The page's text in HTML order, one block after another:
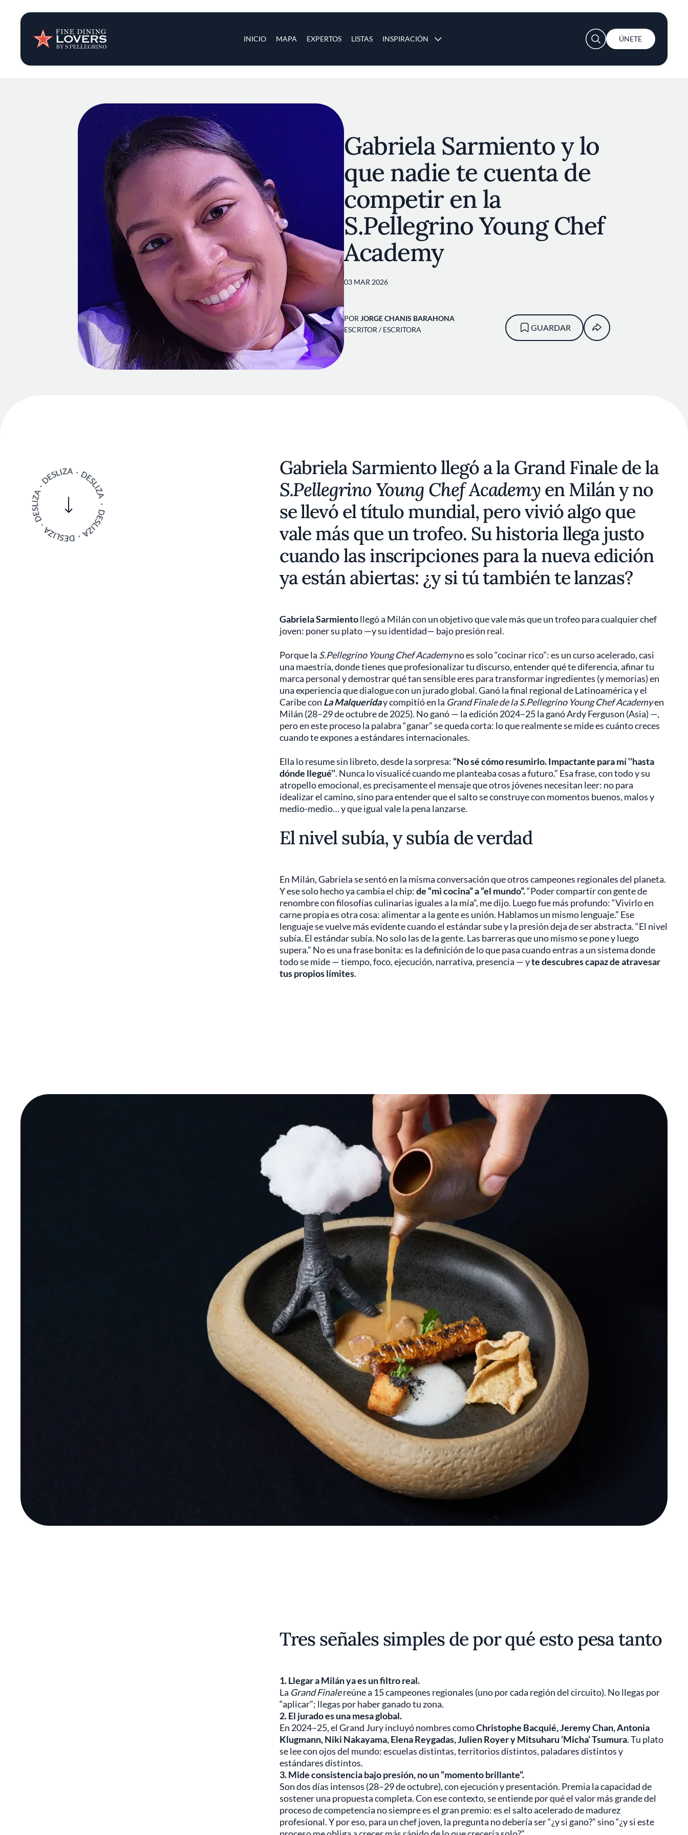
INICIO MAPA EXPERTOS LISTAS INSPIRACIÓN
Opinión y noticias
Recetas
Consejos y trucos
Series
User account menu
ÚNETE
Gabriela Sarmiento y lo
que nadie te cuenta de
competir en la
S.Pellegrino Young Chef
Academy
03 MAR 2026
POR JORGE CHANIS BARAHONA
ESCRITOR / ESCRITORA
GUARDAR
Gabriela Sarmiento llegó a la Grand Finale de la
S.Pellegrino Young Chef Academyen Milán y no
se llevó el título mundial, pero vivió algo que
vale más que un trofeo. Su historia llega justo
cuando las inscripciones para la nueva edición
ya están abiertas: ¿y si tú también te lanzas?
Gabriela Sarmientollegó a Milán con un objetivo que vale más que un trofeo para cualquier chef
joven: poner su plato —y su identidad— bajo presión real.
Porque la S.Pellegrino Young Chef Academyno es solo “cocinar rico”: es un curso acelerado, casi
una maestría, donde tienes que profesionalizar tu discurso, entender qué te diferencia, afinar tu
marca personal y demostrar qué tan sensible eres para transformar ingredientes (y memorias) en
una experiencia que dialogue con un jurado global. Ganó la final regional de Latinoamérica y el
Caribe con La Malqueriday compitió en la Grand Finale de la S.Pellegrino Young Chef Academyen
Milán (28–29 de octubre de 2025). No ganó — la edición 2024–25 la ganó Ardy Ferguson (Asia) —,
pero en este proceso la palabra “ganar” se queda corta: lo que realmente se mide es cuánto creces
cuando te expones a estándares internacionales.
Ella lo resume sin libreto, desde la sorpresa: “No sé cómo resumirlo. Impactante para mí ‘’hasta
dónde llegué’’. Nunca lo visualicé cuando me planteaba cosas a futuro.” Esa frase, con todo y su
atropello emocional, es precisamente el mensaje que otros jóvenes necesitan leer: no para
idealizar el camino, sino para entender que el salto se construye con momentos buenos, malos y
medio-medio… y que igual vale la pena lanzarse.
El nivel subía, y subía de verdad
En Milán, Gabriela se sentó en la misma conversación que otros campeones regionales del planeta.
Y ese solo hecho ya cambia el chip:de “mi cocina” a “el mundo”.“Poder compartir con gente de
renombre con filosofías culinarias iguales a la mía”, me dijo. Luego fue más profundo: “Vivirlo en
carne propia es otra cosa: alimentar a la gente es unión. Hablamos un mismo lenguaje.” Ese
lenguaje se vuelve más evidente cuando el estándar sube y la presión deja de ser abstracta. “El nivel
subía. El estándar subía. No solo las de la gente. Las barreras que uno mismo se pone y luego
supera.” No es una frase bonita: es la definición de lo que pasa cuando entras a un sistema donde
todo se mide — tiempo, foco, ejecución, narrativa, presencia — yte descubres capaz de atravesar
tus propios límites.
Tres señales simples de por qué esto pesa tanto
1. Llegar a Milán ya es un filtro real.
La Grand Finalereúne a 15 campeones regionales (uno por cada región del circuito). No llegas por
“aplicar”; llegas por haber ganado tu zona.
2. El jurado es una mesa global.
En 2024–25, el Grand Jury incluyó nombres comoChristophe Bacquié, Jeremy Chan, Antonia
Klugmann, Niki Nakayama, Elena Reygadas, Julien Royer y Mitsuharu ‘Micha’ Tsumura. Tu plato
se lee con ojos del mundo: escuelas distintas, territorios distintos, paladares distintos y
estándares distintos.
3. Mide consistencia bajo presión, no un “momento brillante”.
Son dos días intensos (28–29 de octubre), con ejecución y presentación. Premia la capacidad de
sostener una propuesta completa. Con ese contexto, se entiende por qué el valor más grande del
proceso de competencia no siempre es el gran premio: es el salto acelerado de madurez
profesional. Y por eso, para un chef joven, la pregunta no debería ser “¿y si gano?” sino “¿y si este